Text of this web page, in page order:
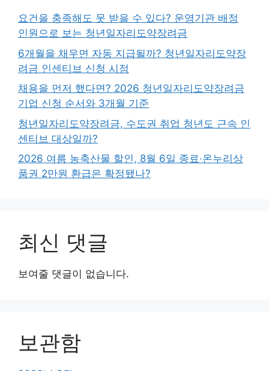
요건을 충족해도 못 받을 수 있다? 운영기관 배정
인원으로 보는 청년일자리도약장려금
6개월을 채우면 자동 지급될까? 청년일자리도약장
려금 인센티브 신청 시점
채용을 먼저 했다면? 2026 청년일자리도약장려금
기업 신청 순서와 3개월 기준
청년일자리도약장려금, 수도권 취업 청년도 근속 인
센티브 대상일까?
2026 여름 농축산물 할인, 8월 6일 종료·온누리상
품권 2만원 환급은 확정됐나?
최신 댓글
보여줄 댓글이 없습니다.
보관함